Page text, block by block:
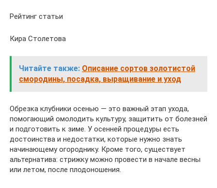
Рейтинг статьи
Кира Столетова
Читайте также: Описание сортов золотистой
смородины, посадка, выращивание и уход
Обрезка клубники осенью — это важный этап ухода,
помогающий омолодить культуру, защитить от болезней
и подготовить к зиме. У осенней процедуры есть
достоинства и недостатки, которые нужно знать
начинающему огороднику. Кроме того, существует
альтернатива: стрижку можно провести в начале весны
или летом, после плодоношения.